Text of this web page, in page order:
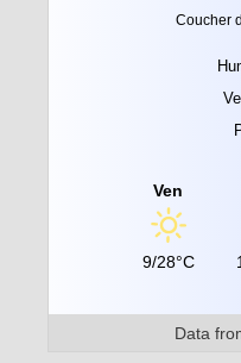
Coucher
Ven
9/28°C
Data